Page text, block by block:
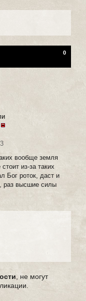
0
вообще земля
из-за таких
Бог роток, даст и
раз высшие силы
, не могут